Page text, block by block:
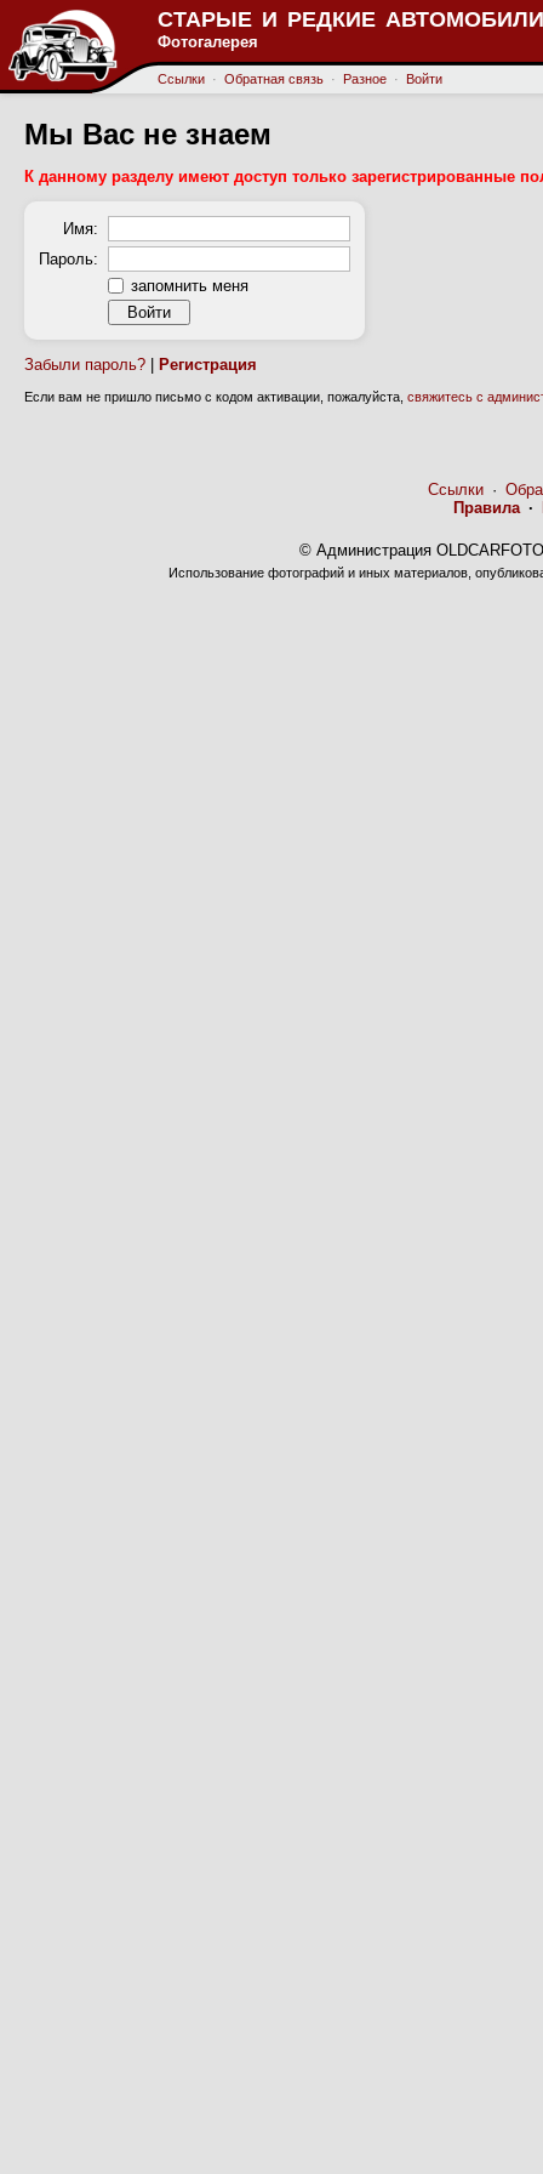
СТАРЫЕ И РЕДКИЕ
Фотогалерея
Ссылки · Обратная связь · Разное · Войти
Мы Вас не знаем
К данному разделу имеют доступ только зарегистрированные
Имя:
Пароль:
запомнить меня
Забыли пароль? Регистрация
Если вам не пришло письмо с кодом активации, пожалуйста, свяжитесь с
Ссылки·
Правила·
© Администрация
Использование фотографий и иных материалов,